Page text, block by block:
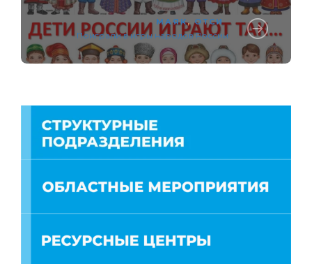
МАЯК,ОТСИ
Поиграли в игры народов России